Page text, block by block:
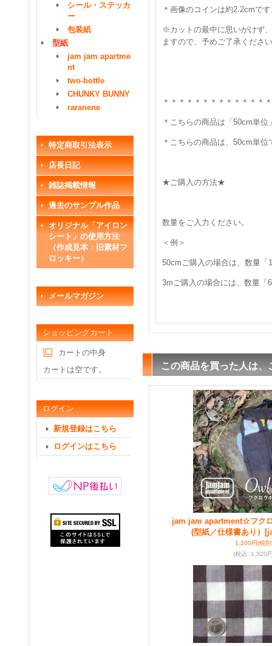
シール・ステッカ
ー
包装紙
型紙
jam jam apartme
nt
two-bottle
CHUNKY BUNNY
raranene
特定商取引法表示
店長日記
雑誌掲載情報
過去のサンプル作品
オリジナル「アイロン
シート」の使用方法
（作成見本：旧素材フ
ロッキー）
メールマガジン
ショッピングカート
カートの中身
カートは空です。
ログイン
新規登録はこちら
ログインはこちら
＊画像のコインは約2.2cmで
※カットの最中に思いがけず
ますので、予めご了承くださ
＊＊＊＊＊＊＊＊＊＊＊＊＊
＊こちらの商品は「50cm単
＊こちらの商品は、50cm単位
★ご購入の方法★
数量をご入力ください。
＜例＞
50cmご購入の場合は、数量「
3mご購入の場合には、数量「
この商品を買った人は
jam jam apartment☆フク
(型紙／仕様書あり）
1,200円(税別
(税込: 1,320